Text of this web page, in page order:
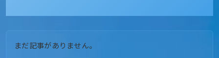
まだ記事がありません。